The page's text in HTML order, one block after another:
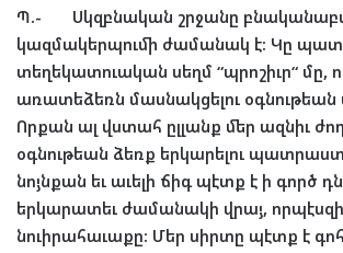
Պ.- Սկզբնական շրջանը
կազմակերպումի ժամանակ է: Կը
տեղեկատուական սեղմ “պրոշիւր“ մը,
առատեձեռն մասնակցելու օգնութեան
Որքան ալ վստահ ըլլանք մեր ազնիւ
օգնութեան ձեռք երկարելու
նոյնքան եւ աւելի ճիգ պէտք է ի գործ
երկարատեւ ժամանակի վրայ, որպէսզի
նուիրահաւաքը: Մեր սիրտը պէտք է գոհ